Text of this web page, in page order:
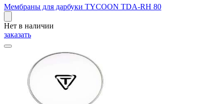
Мембраны для дарбуки TYCOON TDA-RH 80
Нет в наличии
заказать